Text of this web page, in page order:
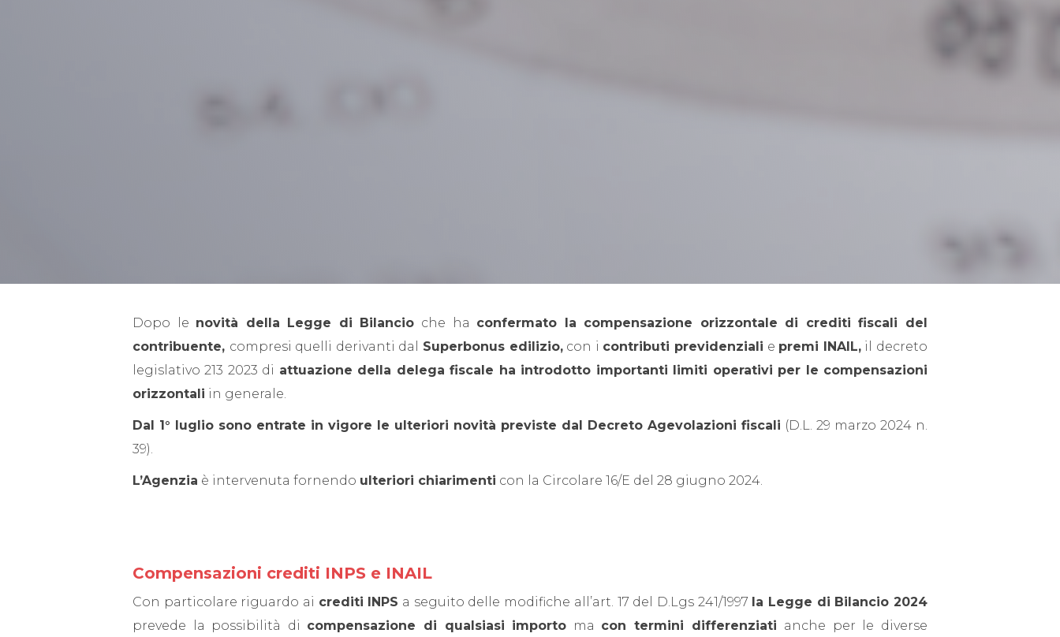
Dopo le novità della Legge di Bilancio che ha confermato la compensazione orizzontale di crediti fiscali del
contribuente, compresi quelli derivanti dal Superbonus edilizio,con i contributi previdenziali e premi INAIL,il decreto
legislativo 213 2023 di attuazione della delega fiscale ha introdotto importanti limiti operativi per le compensazioni
orizzontali in generale.
Dal 1° luglio sono entrate in vigore le ulteriori novità previste dal Decreto Agevolazioni fiscali (D.L. 29 marzo 2024 n.
39).
L’Agenzia è intervenuta fornendo ulteriori chiarimenti con la Circolare 16/E del 28 giugno 2024.
Compensazioni crediti INPS e INAIL
Con particolare riguardo ai crediti INPS a seguito delle modifiche all’art. 17 del D.Lgs 241/1997 la Legge di Bilancio 2024
prevede la possibilità di compensazione di qualsiasi importo ma con termini differenziati anche per le diverse